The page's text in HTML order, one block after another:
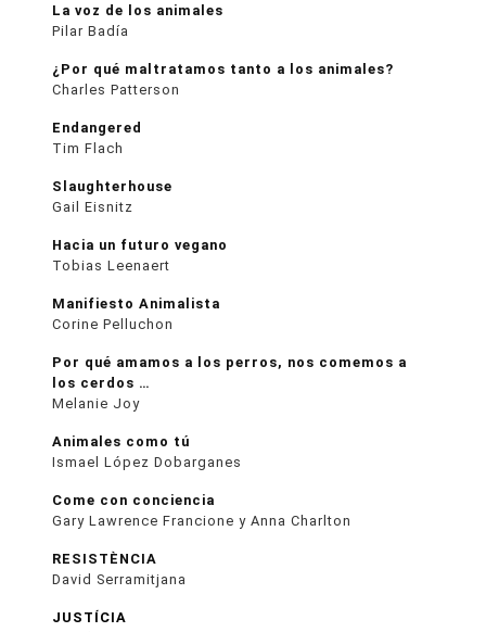
La voz de los animales
Pilar Badía
¿Por qué maltratamos tanto a los animales?
Charles Patterson
Endangered
Tim Flach
Slaughterhouse
Gail Eisnitz
Hacia un futuro vegano
Tobias Leenaert
Manifiesto Animalista
Corine Pelluchon
Por qué amamos a los perros, nos comemos a
los cerdos …
Melanie Joy
Animales como tú
Ismael López Dobarganes
Come con conciencia
Gary Lawrence Francione y Anna Charlton
RESISTÈNCIA
David Serramitjana
JUSTÍCIA